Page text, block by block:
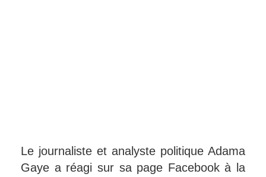
Le journaliste et analyste politique Adama
Gaye a réagi sur sa page Facebook à la